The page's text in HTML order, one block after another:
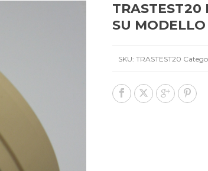
TRASTEST20
SU
SKU: TRASTEST20